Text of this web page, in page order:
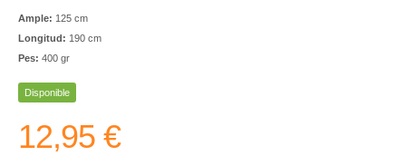
Ample: 125 cm
Longitud: 190 cm
Pes: 400 gr
Disponible
12,95 €